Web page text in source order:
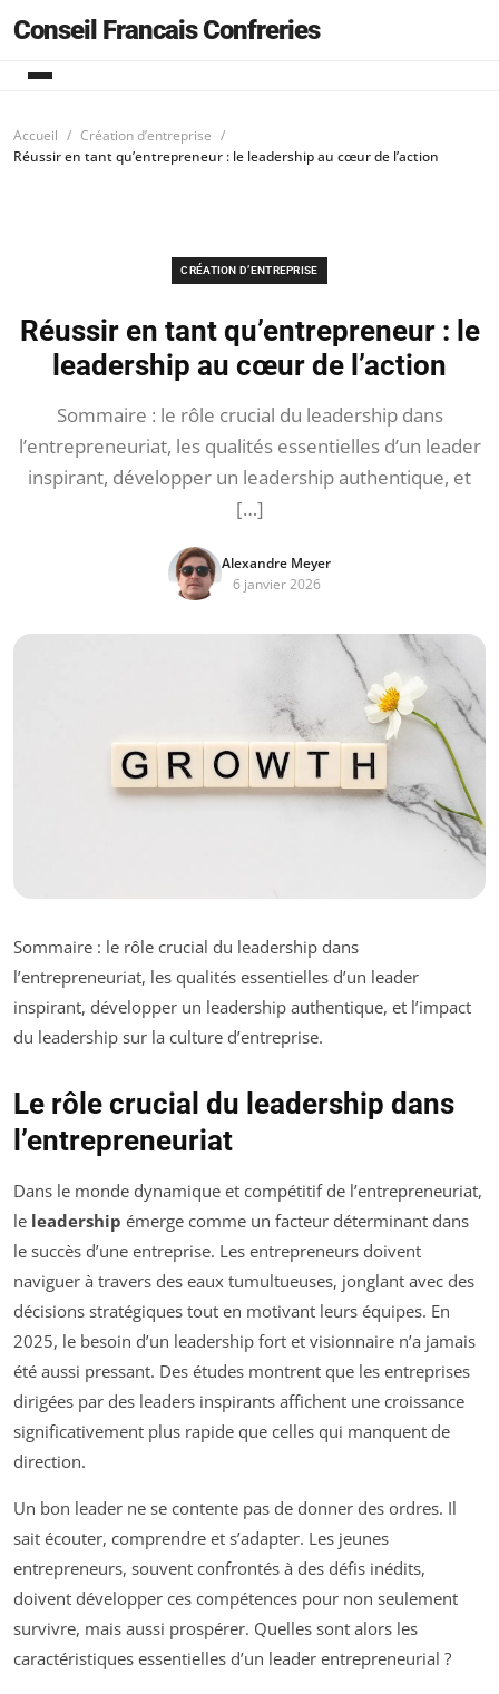
Conseil Francais Confreries
Accueil
Création d’entreprise
Réussir en tant qu’entrepreneur : le leadership au cœur de l’action
CRÉATION D’ENTREPRISE
Réussir en tant qu’entrepreneur : le
leadership au cœur de l’action
Sommaire : le rôle crucial du leadership dans
l’entrepreneuriat, les qualités essentielles d’un leader
inspirant, développer un leadership authentique, et
[…]
Alexandre Meyer
6 janvier 2026
Sommaire : le rôle crucial du leadership dans
l’entrepreneuriat, les qualités essentielles d’un leader
inspirant, développer un leadership authentique, et l’impact
du leadership sur la culture d’entreprise.
Le rôle crucial du leadership dans
l’entrepreneuriat
Dans le monde dynamique et compétitif de l’entrepreneuriat,
le leadership émerge comme un facteur déterminant dans
le succès d’une entreprise. Les entrepreneurs doivent
naviguer à travers des eaux tumultueuses, jonglant avec des
décisions stratégiques tout en motivant leurs équipes. En
2025, le besoin d’un leadership fort et visionnaire n’a jamais
été aussi pressant. Des études montrent que les entreprises
dirigées par des leaders inspirants affichent une croissance
significativement plus rapide que celles qui manquent de
direction.
Un bon leader ne se contente pas de donner des ordres. Il
sait écouter, comprendre et s’adapter. Les jeunes
entrepreneurs, souvent confrontés à des défis inédits,
doivent développer ces compétences pour non seulement
survivre, mais aussi prospérer. Quelles sont alors les
caractéristiques essentielles d’un leader entrepreneurial ?